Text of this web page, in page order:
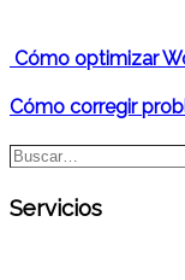
Cómo optimizar
Cómo corregir
Buscar…
Servicios